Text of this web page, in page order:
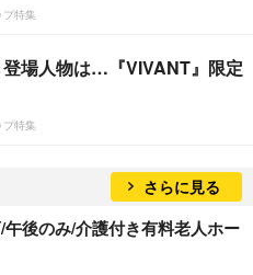
プ特集
場人物は…『VIVANT』限定
プ特集
さらに見る
午後のみ/介護付き有料老人ホー